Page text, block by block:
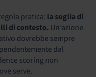
pratica: la soglia di
di contesto. Un’azione
dovrebbe sempre
dal
scoring non
serve.